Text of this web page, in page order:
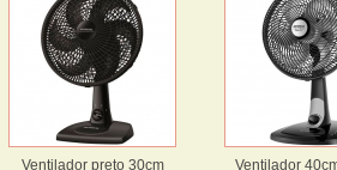
Ventilador preto 30cm
Ventilador